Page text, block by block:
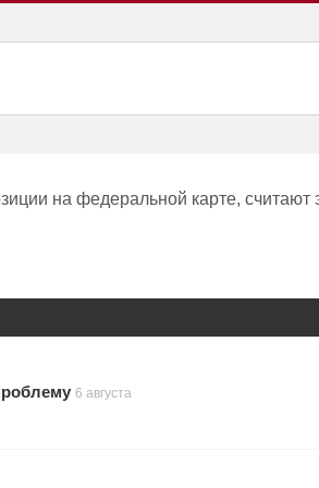
на федеральной карте, считают
6 августа